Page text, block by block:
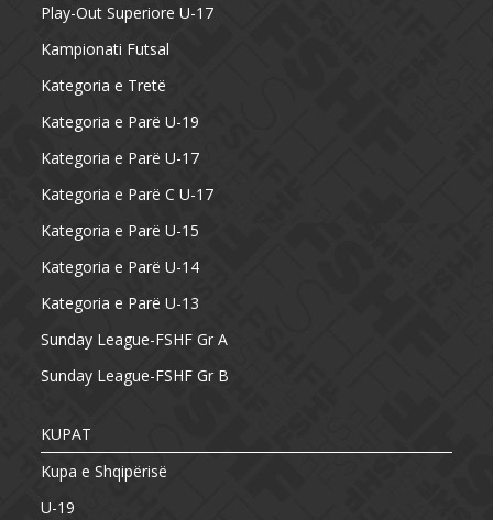
Play-Out Superiore U-17
Kampionati Futsal
Kategoria e Tretë
Kategoria e Parë U-19
Kategoria e Parë U-17
Kategoria e Parë C U-17
Kategoria e Parë U-15
Kategoria e Parë U-14
Kategoria e Parë U-13
Sunday League-FSHF Gr A
Sunday League-FSHF Gr B
KUPAT
Kupa e Shqipërisë
U-19